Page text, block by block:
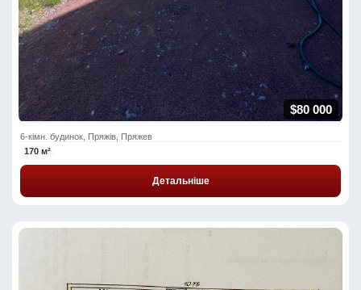
$80 000
6-кімн. будинок, Пряжів, Пряжев
170 м²
Детальніше